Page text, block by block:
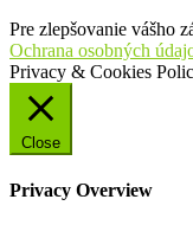
Pre zlepšovanie vášho
Ochrana osobných
Privacy & Cookies
Close
Privacy Overview